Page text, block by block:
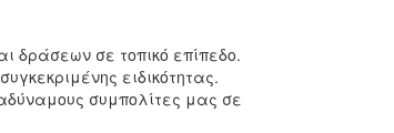
δράσεων σε τοπικό επίπεδο.
ειδικότητας.
συμπολίτες μας σε